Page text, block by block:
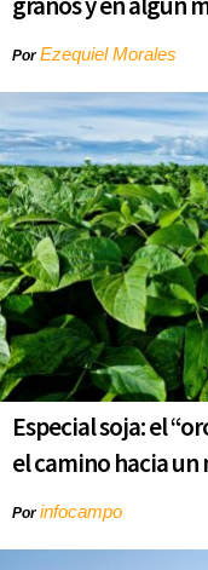
PorEzequiel Morales
Especial soja: el
el camino hacia
Porinfocampo